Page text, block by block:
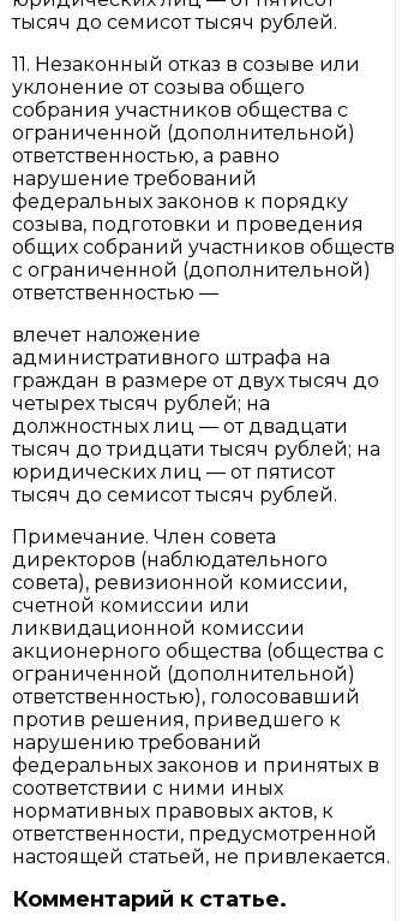
тысяч до семисот тысяч рублей.
11. Незаконный отказ в созыве или
уклонение от созыва общего
собрания участников общества с
ограниченной (дополнительной)
ответственностью, а равно
нарушение требований
федеральных законов к порядку
созыва, подготовки и проведения
общих собраний участников обществ
с ограниченной (дополнительной)
ответственностью —
влечет наложение
административного штрафа на
граждан в размере от двух тысяч до
четырех тысяч рублей; на
должностных лиц — от двадцати
тысяч до тридцати тысяч рублей; на
юридических лиц — от пятисот
тысяч до семисот тысяч рублей.
Примечание. Член совета
директоров (наблюдательного
совета), ревизионной комиссии,
счетной комиссии или
ликвидационной комиссии
акционерного общества (общества с
ограниченной (дополнительной)
ответственностью), голосовавший
против решения, приведшего к
нарушению требований
федеральных законов и принятых в
соответствии с ними иных
нормативных правовых актов, к
ответственности, предусмотренной
настоящей статьей, не привлекается.
Комментарий к статье.